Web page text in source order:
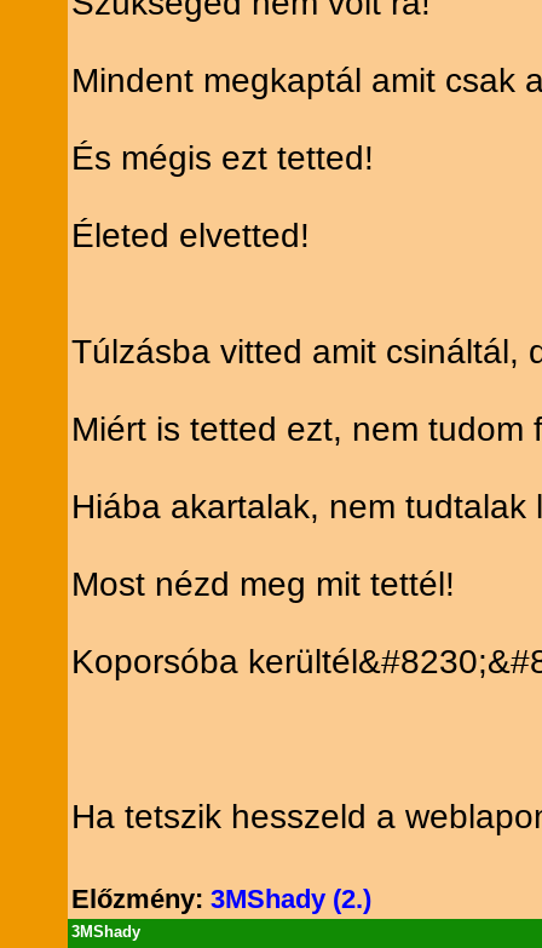
Mindent megkaptál amit csak
És mégis ezt tetted!
Életed elvetted!
Túlzásba vitted amit csináltál,
Miért is tetted ezt, nem tudom
Hiába akartalak, nem tudtalak
Most nézd meg mit tettél!
Koporsóba
Ha tetszik hesszeld a
Előzmény: 3MShady (2.)
3MShady